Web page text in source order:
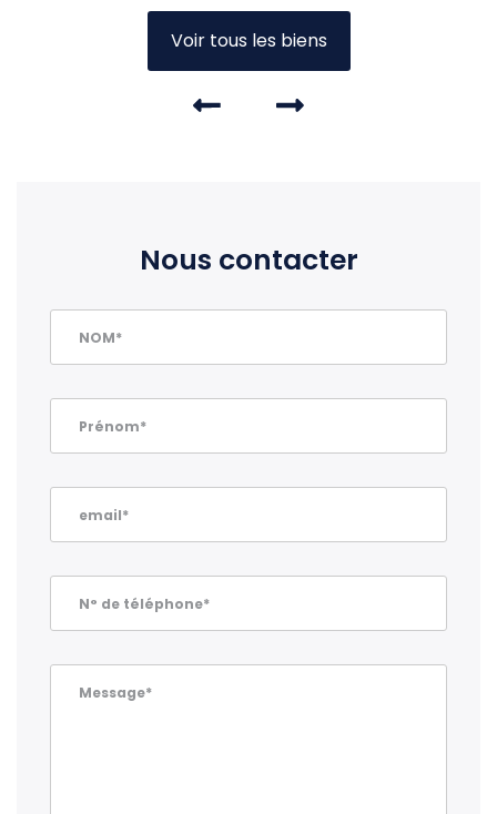
Voir tous les biens
Nous contacter
NOM*
Prénom*
email*
N° de téléphone*
Message*